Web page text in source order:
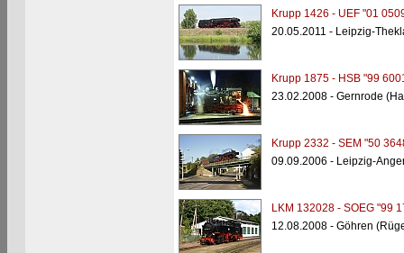
Krupp 1426 - UEF "01
20.05.2011 - Leipzig-
Krupp 1875 - HSB "99
23.02.2008 - Gernrode
Krupp 2332 - SEM "50
09.09.2006 - Leipzig-
LKM 132028 - SOEG "99
12.08.2008 - Göhren